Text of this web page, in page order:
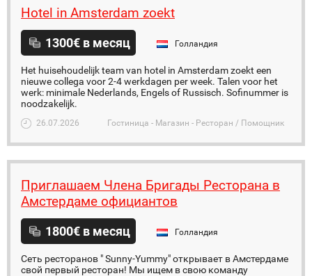
Hotel in Amsterdam zoekt
1300€ в месяц Голландия
Het huisehoudelijk team van hotel in Amsterdam zoekt een
nieuwe collega voor 2-4 werkdagen per week. Talen voor het
werk: minimale Nederlands, Engels of Russisch. Sofinummer is
noodzakelijk.
26.07.2026 Гостиница - Магазин - Ресторан / Помощник
Приглашаем Члена Бригады Ресторана в
Амстердаме официантов
1800€ в месяц Голландия
Сеть ресторанов " Sunny-Yummy" открывает в Амстердаме
свой первый ресторан! Мы ищем в свою команду